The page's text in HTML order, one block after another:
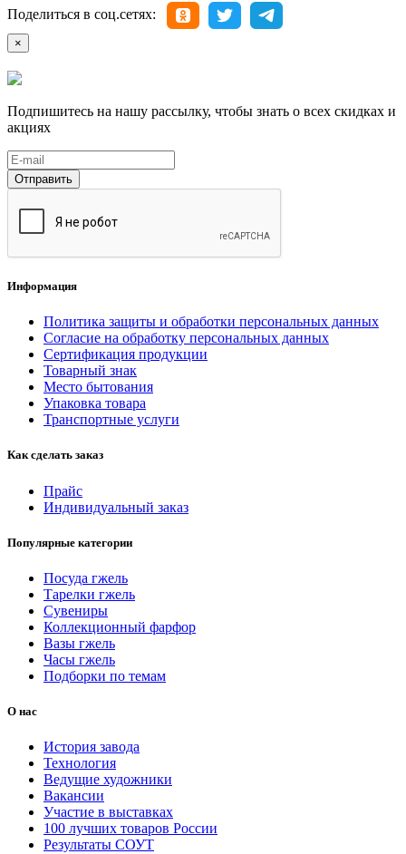
Поделиться в соц.сетях:
×
Подпишитесь на нашу рассылку, чтобы знать о всех скидках и
акциях
Отправить
Информация
Политика защиты и обработки персональных данных
Согласие на обработку персональных данных
Сертификация продукции
Товарный знак
Место бытования
Упаковка товара
Транспортные услуги
Как сделать заказ
Прайс
Индивидуальный заказ
Популярные категории
Посуда гжель
Тарелки гжель
Сувениры
Коллекционный фарфор
Вазы гжель
Часы гжель
Подборки по темам
О нас
История завода
Технология
Ведущие художники
Вакансии
Участие в выставках
100 лучших товаров России
Результаты СОУТ